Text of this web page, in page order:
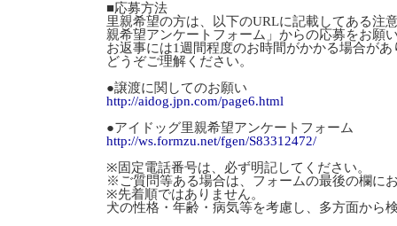
■応募方法
里親希望の方は、以下のURLに記載してある注
親希望アンケートフォーム」からの応募をお願
お返事には1週間程度のお時間がかかる場合があ
どうぞご理解ください。
●譲渡に関してのお願い
http://aidog.jpn.com/page6.html
●アイドッグ里親希望アンケートフォーム
http://ws.formzu.net/fgen/S83312472/
※固定電話番号は、必ず明記してください。
※ご質問等ある場合は、フォームの最後の欄に
※先着順ではありません。
犬の性格・年齢・病気等を考慮し、多方面から